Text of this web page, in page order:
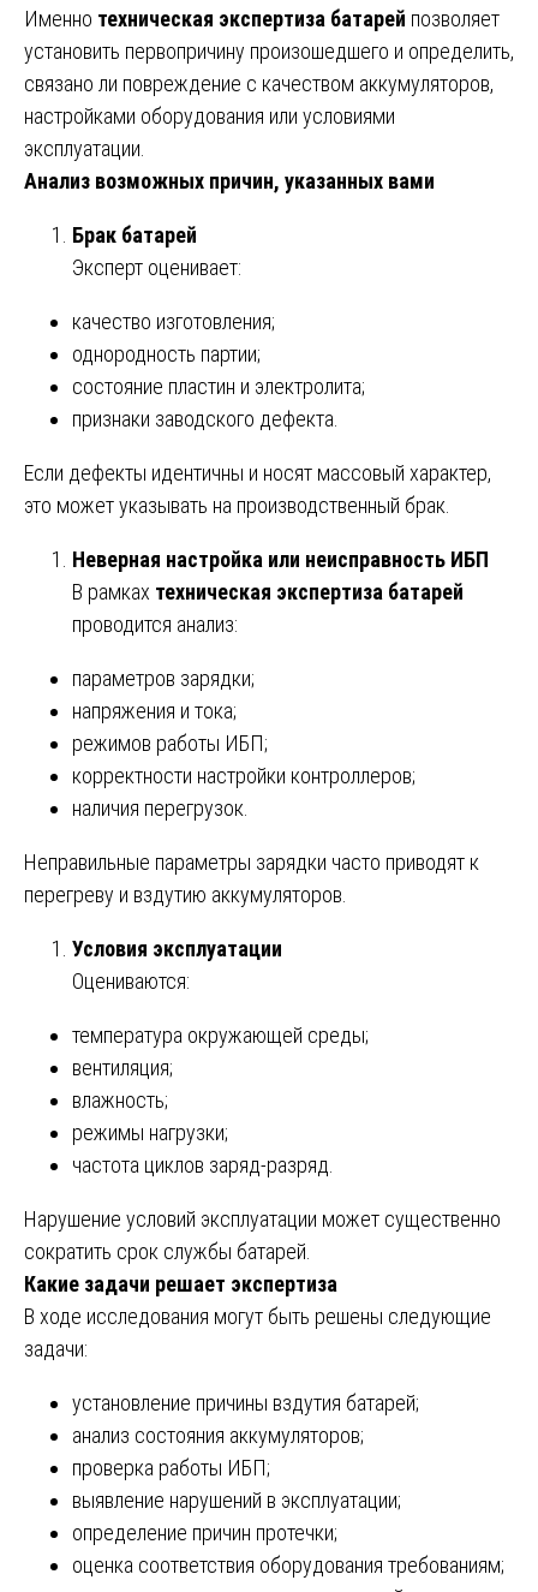
Именно техническая экспертиза батарей позволяет
установить первопричину произошедшего и определить,
связано ли повреждение с качеством аккумуляторов,
настройками оборудования или условиями
эксплуатации.
Анализ возможных причин, указанных вами
Брак батарей
Эксперт оценивает:
качество изготовления;
однородность партии;
состояние пластин и электролита;
признаки заводского дефекта.
Если дефекты идентичны и носят массовый характер,
это может указывать на производственный брак.
Неверная настройка или неисправность ИБП
В рамках техническая экспертиза батарей
проводится анализ:
параметров зарядки;
напряжения и тока;
режимов работы ИБП;
корректности настройки контроллеров;
наличия перегрузок.
Неправильные параметры зарядки часто приводят к
перегреву и вздутию аккумуляторов.
Условия эксплуатации
Оцениваются:
температура окружающей среды;
вентиляция;
влажность;
режимы нагрузки;
частота циклов заряд-разряд.
Нарушение условий эксплуатации может существенно
сократить срок службы батарей.
Какие задачи решает экспертиза
В ходе исследования могут быть решены следующие
задачи:
установление причины вздутия батарей;
анализ состояния аккумуляторов;
проверка работы ИБП;
выявление нарушений в эксплуатации;
определение причин протечки;
оценка соответствия оборудования требованиям;